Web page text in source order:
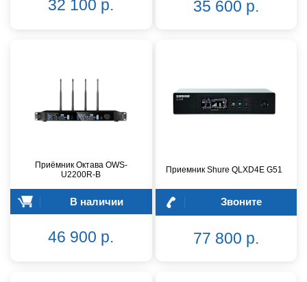
32 100 р. 35 600 р.
Приёмник Октава OWS-
U2200R-B
В наличии
46 900 р.
Приемник Shure QLXD4E G51
Звоните
77 800 р.